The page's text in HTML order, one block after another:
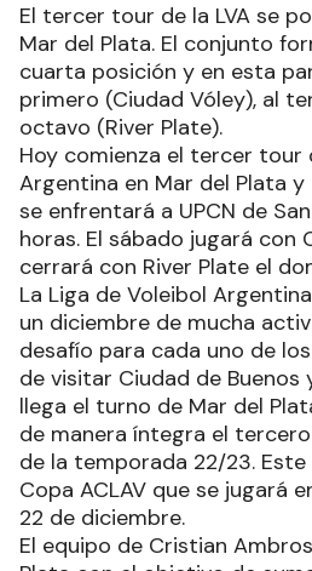
El tercer tour de la LVA se
Mar del Plata. El conjunto
cuarta posición y en esta
primero (Ciudad Vóley), al
octavo (River Plate).
Hoy comienza el tercer tour
Argentina en Mar del Plata y
se enfrentará a UPCN de
horas. El sábado jugará con
cerrará con River Plate el
La Liga de Voleibol
un diciembre de mucha
desafío para cada uno de
de visitar Ciudad de Buenos
llega el turno de Mar del
de manera íntegra el
de la temporada 22/23.
Copa ACLAV que se jugará
22 de diciembre.
El equipo de Cristian